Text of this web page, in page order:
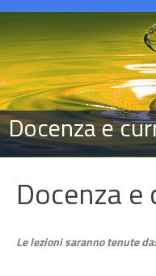
Docenza e
Docenza
Le lezioni saranno tenute da: